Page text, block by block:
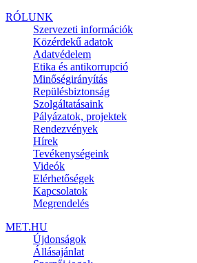
RÓLUNK
Szervezeti információk
Közérdekű adatok
Adatvédelem
Etika és antikorrupció
Minőségirányítás
Repülésbiztonság
Szolgáltatásaink
Pályázatok, projektek
Rendezvények
Hírek
Tevékenységeink
Videók
Elérhetőségek
Kapcsolatok
Megrendelés
MET.HU
Újdonságok
Állásajánlat